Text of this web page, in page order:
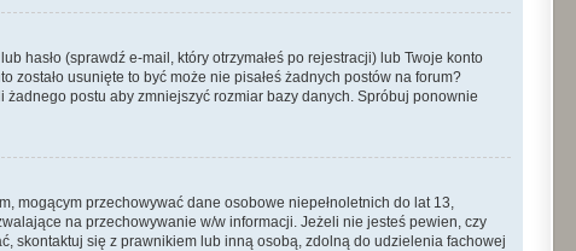
hasło (sprawdź e-mail, który otrzymałeś po rejestracji) lub Twoje konto
zostało usunięte to być może nie pisałeś żadnych postów na forum?
postu aby zmniejszyć rozmiar bazy danych. Spróbuj ponownie
mogącym przechowywać dane osobowe niepełnoletnich do lat 13,
na przechowywanie w/w informacji. Jeżeli nie jesteś pewien, czy
skontaktuj się z prawnikiem lub inną osobą, zdolną do udzielenia fachowej